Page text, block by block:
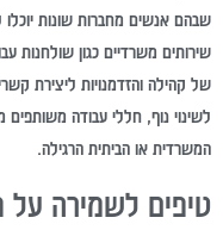
שבהם אנשים מחברות שונות
של קהילה והזדמנויות ליצירת
לשינוי נוף, חללי עבודה
המשרדית או הביתית הרגילה.
טיפים לשמירה על